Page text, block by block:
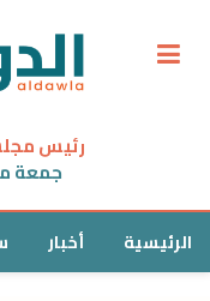
رئيس
جمعة
الرئيسية أخبار